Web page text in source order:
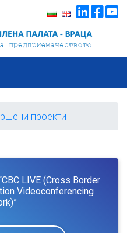
проекти
LIVE (Cross Border
Videoconferencing